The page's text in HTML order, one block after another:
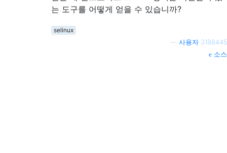
는 도구를 어떻게 얻을 수 있습니까?
selinux
사용자 3188445
소스